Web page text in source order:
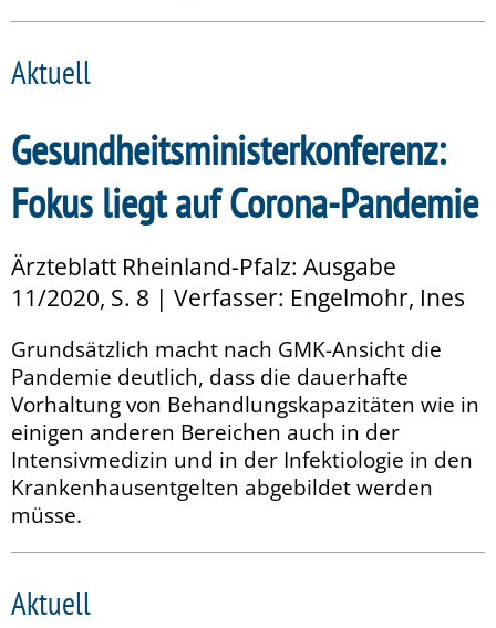
Aktuell
Gesundheitsministerkonferenz:
Fokus liegt auf Corona-Pandemie
Ärzteblatt Rheinland-Pfalz: Ausgabe
11/2020, S. 8 | Verfasser: Engelmohr, Ines
Grundsätzlich macht nach GMK-Ansicht die
Pandemie deutlich, dass die dauerhafte
Vorhaltung von Behandlungskapazitäten wie in
einigen anderen Bereichen auch in der
Intensivmedizin und in der Infektiologie in den
Krankenhausentgelten abgebildet werden
müsse.
Aktuell